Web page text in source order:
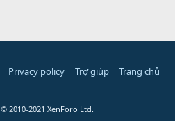
Privacy policy Trợ giúp Trang chủ
© 2010-2021 XenForo Ltd.